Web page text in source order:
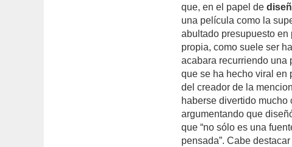
que, en el papel de
una película como la
abultado presupuesto
propia, como suele ser
acabara recurriendo una
que se ha hecho viral en
del creador de la
haberse divertido
argumentando que
que “no sólo es una
pensada”. Cabe